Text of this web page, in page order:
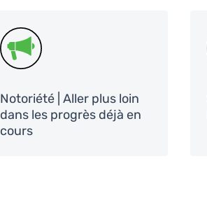
SVG
Notoriété | Aller plus loin
dans les progrès déjà en
cours